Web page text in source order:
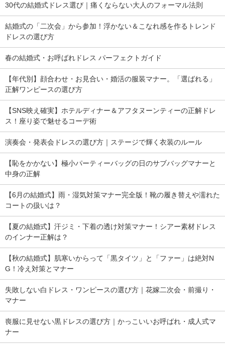
30代の結婚式ドレス選び｜痛くならない大人のフォーマル法則
結婚式の「二次会」から参加！浮かない＆こなれ感を作るトレンド
ドレスの選び方
春の結婚式・お呼ばれドレス パーフェクトガイド
【年代別】顔合わせ・お見合い・婚活の服装マナー。「選ばれる」
正解ワンピースの選び方
【SNS映え確実】ホテルディナー＆アフタヌーンティーの正解ドレ
ス！座り姿で魅せるコーデ術
演奏会・発表会ドレスの選び方｜ステージで輝く衣装のルール
【恥をかかない】極小パーティーバッグの日のサブバッグマナーと
中身の正解
【6月の結婚式】雨・湿気対策マナー完全版！靴の履き替えや濡れた
コートの扱いは？
【夏の結婚式】汗ジミ・下着の透け対策マナー！シアー素材ドレス
のインナー正解は？
【秋の結婚式】肌寒いからって「黒タイツ」と「ファー」は絶対N
G！冷え対策とマナー
失敗しない白ドレス・ワンピースの選び方｜花嫁二次会・前撮り・
マナー
喪服に見せない黒ドレスの選び方｜かっこいいお呼ばれ・成人式マ
ナー